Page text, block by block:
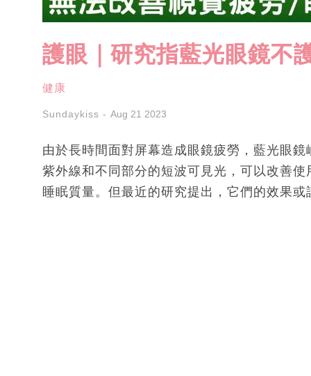
護眼｜研究指藍光眼鏡不
健康
Sundaykiss Aug 21 2023
由於長時間面對屏幕造成眼鏡疲勞，藍光眼
紫外線和不同部分的短波可見光，可以改善
睡眠質量。但最近的研究提出，它們的效果或